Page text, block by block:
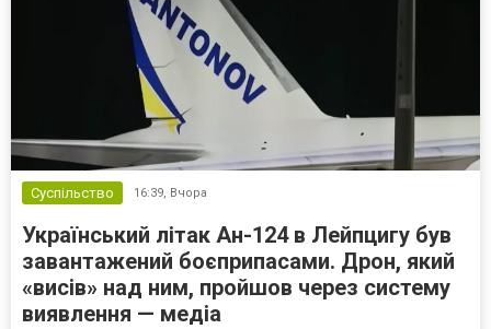
Суспільство 16:39, Вчора
Український літак Ан-124 в Лейпцигу був
завантажений боєприпасами. Дрон, який
«висів» над ним, пройшов через систему
виявлення — медіа